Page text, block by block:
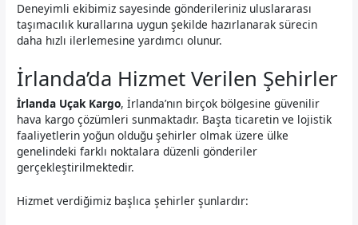
Deneyimli ekibimiz sayesinde gönderileriniz uluslararası
taşımacılık kurallarına uygun şekilde hazırlanarak sürecin
daha hızlı ilerlemesine yardımcı olunur.
İrlanda’da Hizmet Verilen Şehirler
İrlanda Uçak Kargo, İrlanda’nın birçok bölgesine güvenilir
hava kargo çözümleri sunmaktadır. Başta ticaretin ve lojistik
faaliyetlerin yoğun olduğu şehirler olmak üzere ülke
genelindeki farklı noktalara düzenli gönderiler
gerçekleştirilmektedir.
Hizmet verdiğimiz başlıca şehirler şunlardır: